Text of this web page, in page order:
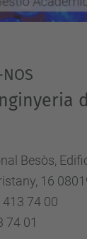
Besòs,
16
74 00
74 01